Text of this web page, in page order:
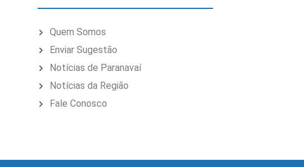
Quem Somos
Enviar Sugestão
Notícias de Paranavaí
Notícias da Região
Fale Conosco